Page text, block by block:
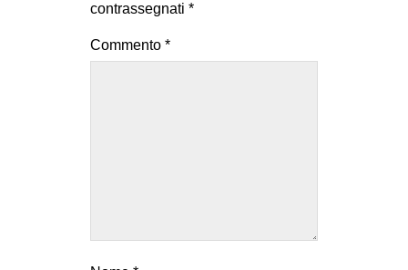
contrassegnati *
Commento *